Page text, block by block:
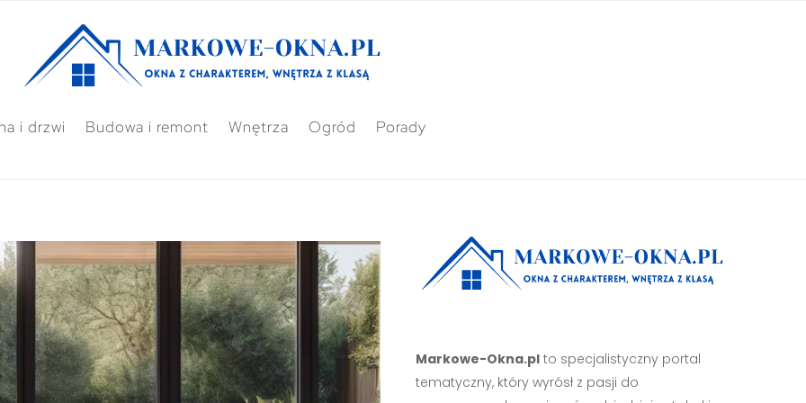
i drzwi Budowa i remont Wnętrza Ogród Porady
Markowe-Okna.plto specjalistyczny portal
tematyczny, który wyrósł z pasji do